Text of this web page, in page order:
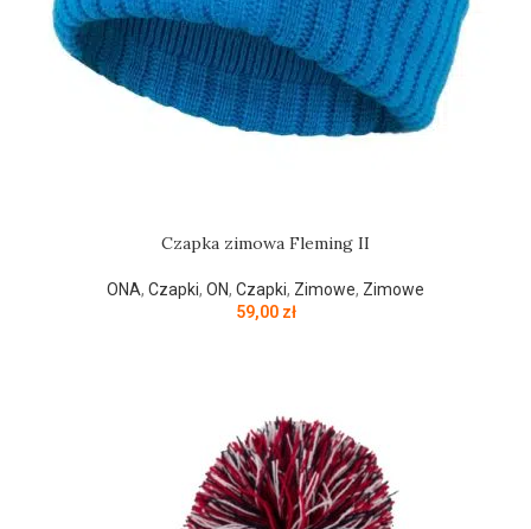
Czapka zimowa Fleming II
ONA, Czapki, ON, Czapki, Zimowe, Zimowe
59,00 zł